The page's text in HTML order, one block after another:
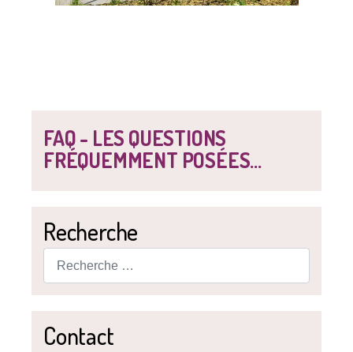
FAQ - LES QUESTIONS
FRÉQUEMMENT POSÉES...
Recherche
Contact